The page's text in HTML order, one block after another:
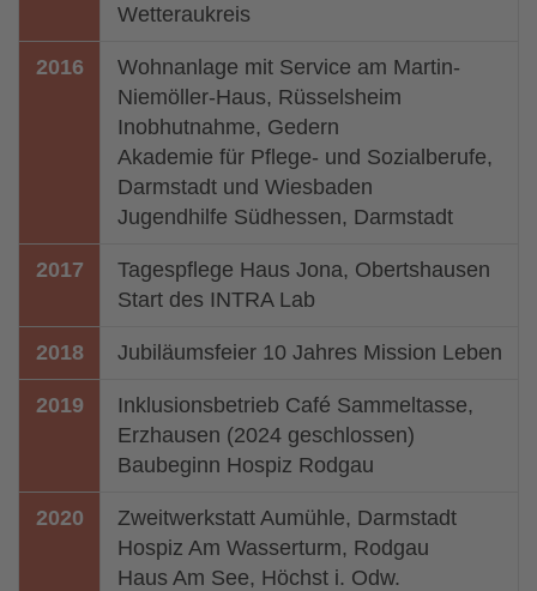
Wetteraukreis
2016
Wohnanlage mit Service am Martin-
Niemöller-Haus, Rüsselsheim
Inobhutnahme, Gedern
Akademie für Pflege- und Sozialberufe,
Darmstadt und Wiesbaden
Jugendhilfe Südhessen, Darmstadt
2017
Tagespflege Haus Jona, Obertshausen
Start des INTRA Lab
2018 Jubiläumsfeier 10 Jahres Mission Leben
2019
Inklusionsbetrieb Café Sammeltasse,
Erzhausen (2024 geschlossen)
Baubeginn Hospiz Rodgau
2020
Zweitwerkstatt Aumühle, Darmstadt
Hospiz Am Wasserturm, Rodgau
Haus Am See, Höchst i. Odw.